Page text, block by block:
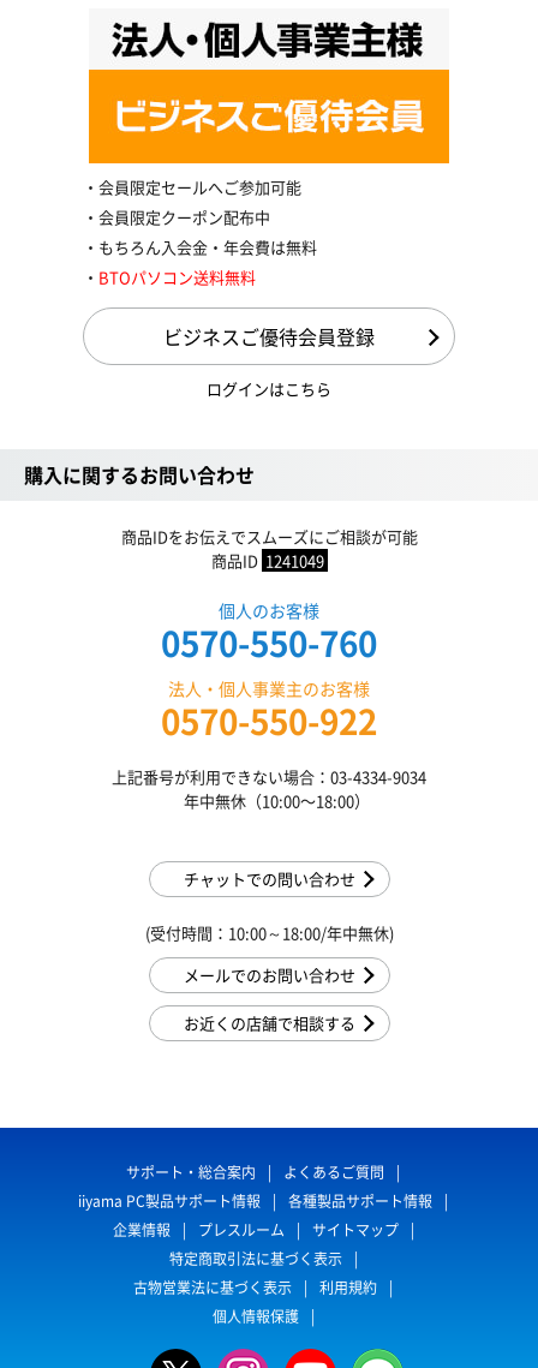
会員限定セールへご参加可能
会員限定クーポン配布中
もちろん入会金・年会費は無料
BTOパソコン送料無料
ビジネスご優待会員登録
ログインはこちら
購入に関するお問い合わせ
商品IDをお伝えでスムーズにご相談が可能
商品ID 1241049
個人のお客様
0570-550-760
法人・個人事業主のお客様
0570-550-922
上記番号が利用できない場合：03-4334-9034
年中無休（10:00〜18:00）
チャットでの問い合わせ
(受付時間：10:00～18:00/年中無休)
メールでのお問い合わせ
お近くの店舗で相談する
サポート・総合案内
よくあるご質問
iiyama PC製品サポート情報
各種製品サポート情報
企業情報
プレスルーム
サイトマップ
特定商取引法に基づく表示
古物営業法に基づく表示
利用規約
個人情報保護